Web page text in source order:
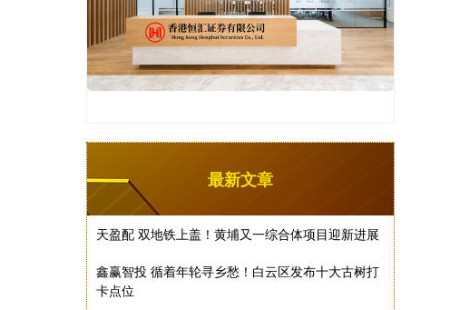
最新文章
天盈配 双地铁上盖！黄埔又一综合体项目迎新进展
鑫赢智投 循着年轮寻乡愁！白云区发布十大古树打
卡点位